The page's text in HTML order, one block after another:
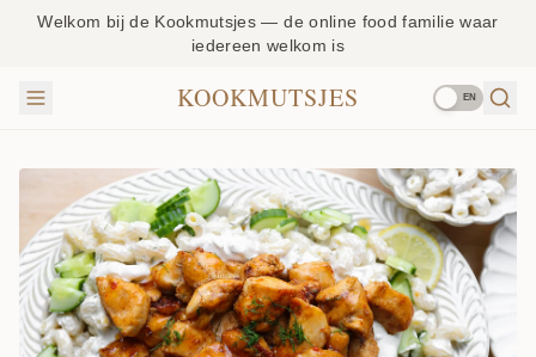
Welkom bij de Kookmutsjes — de online food familie waar
iedereen welkom is
KOOKMUTSJES EN